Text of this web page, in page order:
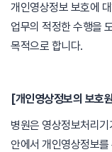
개인영상정보 보호에
업무의 적정한 수행을
목적으로 합니다.
[개인영상정보의 보호
병원은 영상정보처리
안에서 개인영상정보를